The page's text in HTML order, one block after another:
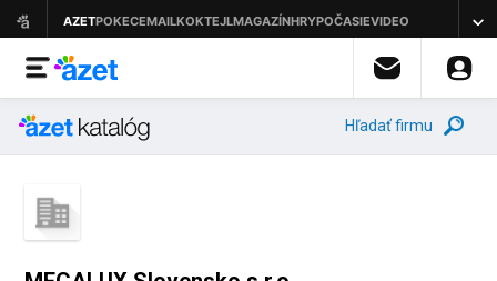
Hľadať firmu